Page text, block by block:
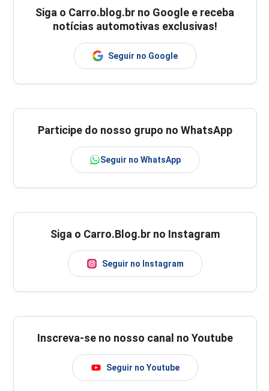
Siga o Carro.blog.br no Google e receba
notícias automotivas exclusivas!
Seguir no Google
Participe do nosso grupo no WhatsApp
Seguir no WhatsApp
Siga o Carro.Blog.br no Instagram
Seguir no Instagram
Inscreva-se no nosso canal no Youtube
Seguir no Youtube